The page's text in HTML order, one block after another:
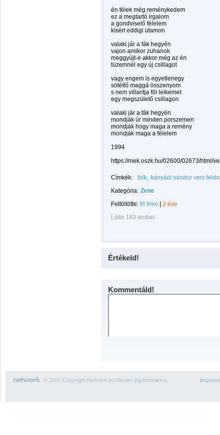
én félek még reménykedem
ez a megtartó irgalom
a gondviselő félelem
kísért eddigi utamon
valaki jár a fák hegyén
vajon amikor zuhanok
meggyújt-e akkor még az én
tüzemnél egy új csillagot
vagy engem is egyetlenegy
sötétlő maggá összenyom
s nem villantja föl lelkemet
egy megszülető csillagon
valaki jár a fák hegyén
mondják úr minden porszemen
mondják hogy maga a remény
mondják maga a félelem
1994
https://mek.oszk.hu/02600/02673/html/
Címkék: folk
kányádi sándor vers
Kategória: Zene
Feltöltötte: M Imre
2 éve
Látta 183 ember.
Értékeld!
Kommentáld!
© 2007 Copyright Network.hu Minden jog fenntartva.